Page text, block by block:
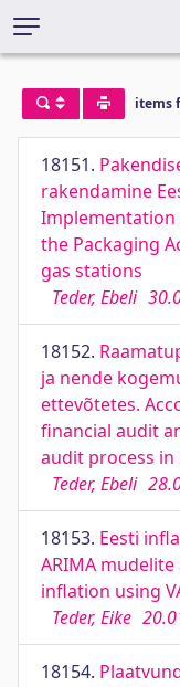
items
18151.
rakendamine
the Packaging
gas stations
Teder, Ebeli
18152.
ja nende
ettevõtetes.
financial audit
audit process in
Teder, Ebeli
18153. Eesti
ARIMA
inflation using
Teder, Eike
18154.